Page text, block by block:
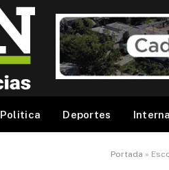
Politica Deportes
Portada »